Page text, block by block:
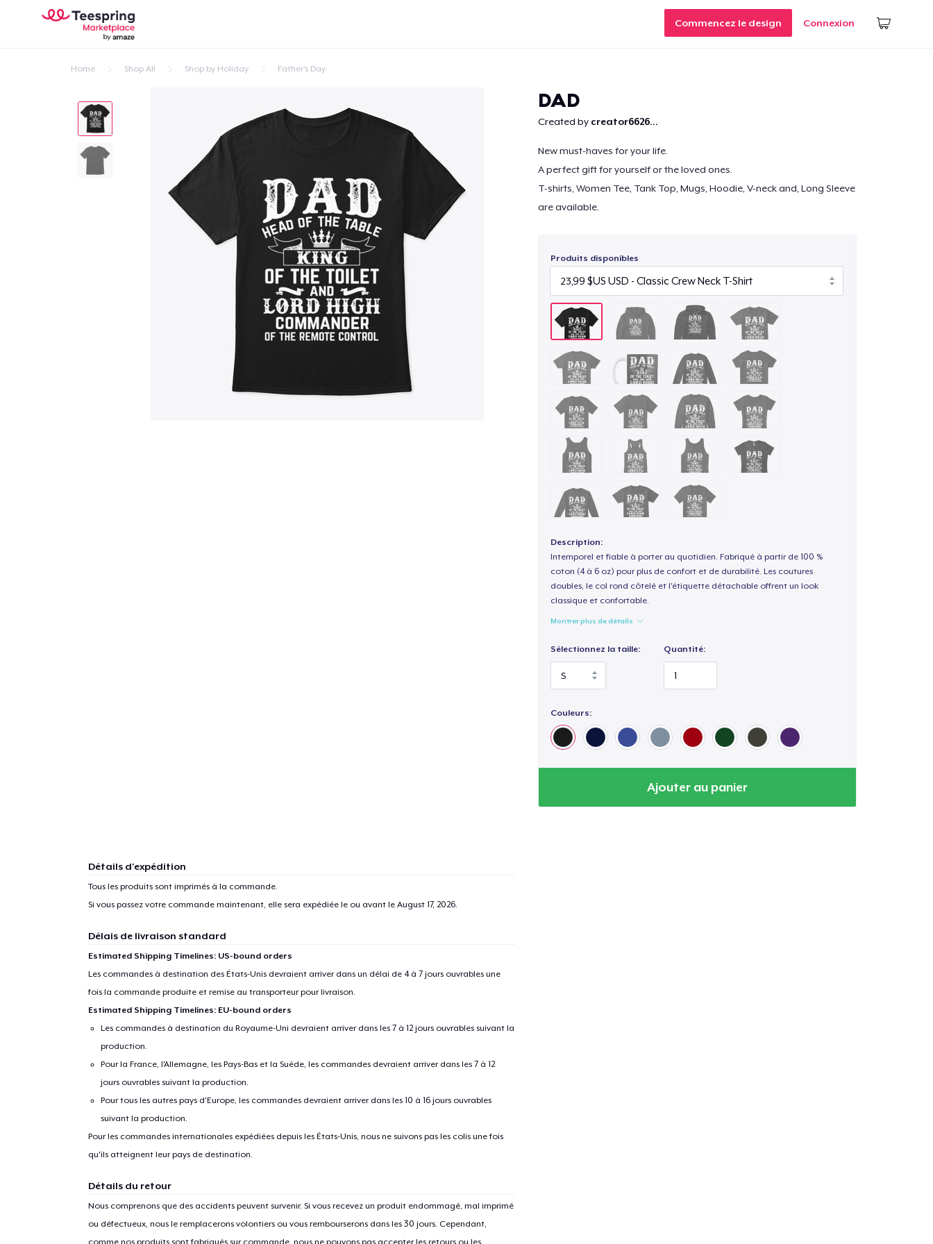
Commencez le design Connexion
Home Shop All Shop by Holiday Father's Day
DAD
Created by creator6626...
New must-haves for your life.
A perfect gift for yourself or the loved ones.
T-shirts, Women Tee, Tank Top, Mugs, Hoodie, V-neck and, Long Sleeve
are available.
Produits disponibles
Description:
Intemporel et fiable à porter au quotidien. Fabriqué à partir de 100 %
coton (4 à 6 oz) pour plus de confort et de durabilité. Les coutures
doubles, le col rond côtelé et l'étiquette détachable offrent un look
classique et confortable.
Montrer plus de détails
Sélectionnez la taille: Quantité:
Couleurs:
Ajouter au panier
Détails d'expédition
Tous les produits sont imprimés à la commande.
Si vous passez votre commande maintenant, elle sera expédiée le ou avant le August 17, 2026.
Délais de livraison standard
Estimated Shipping Timelines: US-bound orders
Les commandes à destination des États-Unis devraient arriver dans un délai de 4 à 7 jours ouvrables une
fois la commande produite et remise au transporteur pour livraison.
Estimated Shipping Timelines: EU-bound orders
Les commandes à destination du Royaume-Uni devraient arriver dans les 7 à 12 jours ouvrables suivant la
production.
Pour la France, l'Allemagne, les Pays-Bas et la Suède, les commandes devraient arriver dans les 7 à 12
jours ouvrables suivant la production.
Pour tous les autres pays d'Europe, les commandes devraient arriver dans les 10 à 16 jours ouvrables
suivant la production.
Pour les commandes internationales expédiées depuis les États-Unis, nous ne suivons pas les colis une fois
qu'ils atteignent leur pays de destination.
Détails du retour
Nous comprenons que des accidents peuvent survenir. Si vous recevez un produit endommagé, mal imprimé
ou défectueux, nous le remplacerons volontiers ou vous rembourserons dans les 30 jours. Cependant,
comme nos produits sont fabriqués sur commande, nous ne pouvons pas accepter les retours ou les
1 article ajouté au
Procéder à la
Continuer